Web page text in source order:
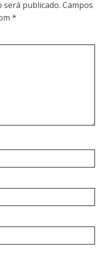
será publicado. Campos
*